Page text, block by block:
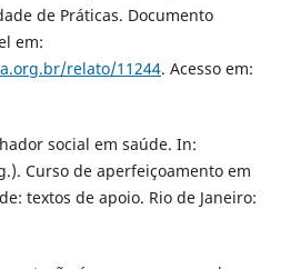
de Práticas. Documento
em:
relato/11244. Acesso em:
social em saúde. In:
Curso de aperfeiçoamento em
textos de apoio. Rio de Janeiro: